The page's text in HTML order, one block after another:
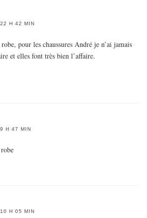
H 42 MIN
pour les chaussures André je n’ai jamais
et elles font très bien l’affaire.
H 47 MIN
H 05 MIN